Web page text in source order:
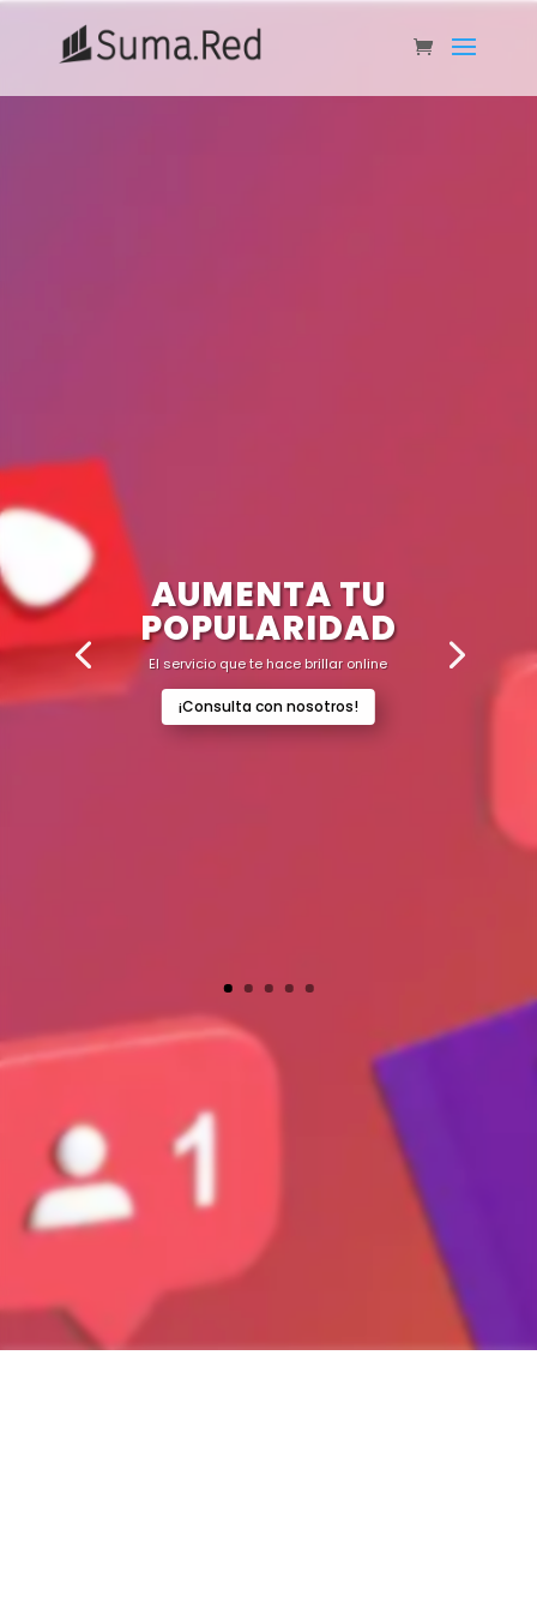
AUMENTA TU
POPULARIDAD
El servicio que te hace brillar online
¡Consulta con nosotros!